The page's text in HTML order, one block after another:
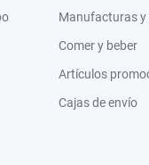
Manufacturas
Comer y beber
Artículos
Cajas de envío